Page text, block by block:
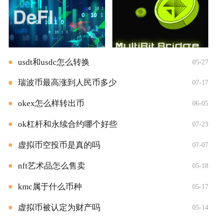
usdt和usdc怎么转换 05-27
瑞波币最高涨到人民币多少 07-17
okex怎么样转出币 06-05
ok杠杆和永续合约哪个好些 07-23
虚拟币空投币是真的吗 07-07
nft艺术品怎么售卖 05-18
kmc属于什么币种 05-17
虚拟币被认定为财产吗 05-14